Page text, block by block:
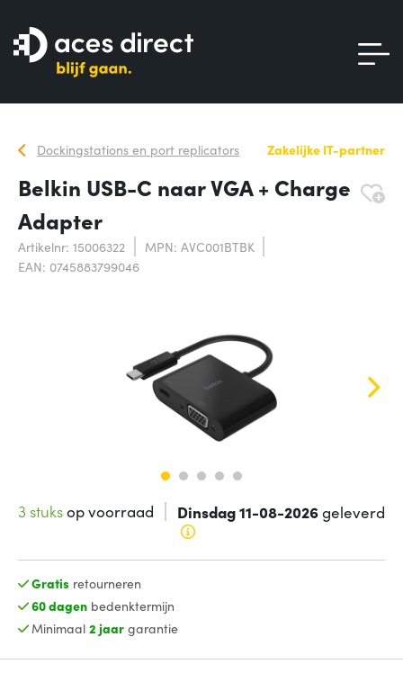
Dockingstations en port replicators Zakelijke IT-partner
Belkin USB-C naar VGA + Charge
Adapter
Artikelnr: 15006322
MPN: AVC001BTBK
EAN: 0745883799046
3 stuksop voorraad Dinsdag 11-08-2026geleverd
Gratis retourneren
60 dagenbedenktermijn
Minimaal 2 jaargarantie